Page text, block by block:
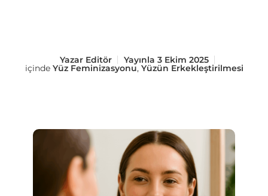
YazarEditör Yayınla 3 Ekim 2025
içinde Yüz Feminizasyonu, Yüzün Erkekleştirilmesi